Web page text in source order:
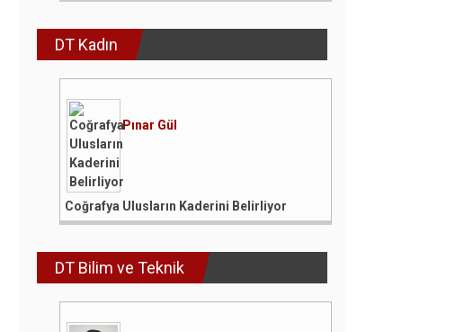
DT Kadın
Pınar Gül
Coğrafya Ulusların Kaderini Belirliyor
DT Bilim ve Teknik